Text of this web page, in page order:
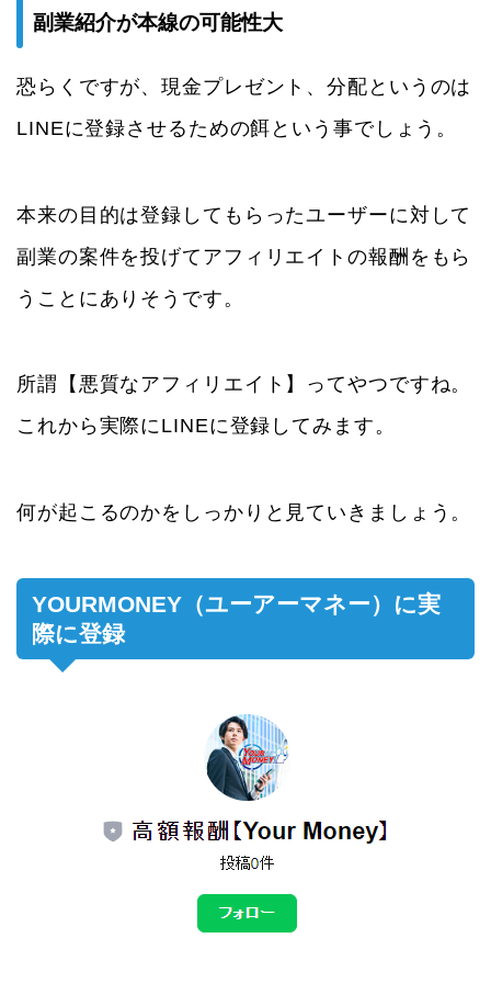
副業紹介が本線の可能性大
恐らくですが、現金プレゼント、分配というのは
LINEに登録させるための餌という事でしょう。
本来の目的は登録してもらったユーザーに対して
副業の案件を投げてアフィリエイトの報酬をもら
うことにありそうです。
所謂【悪質なアフィリエイト】ってやつですね。
これから実際にLINEに登録してみます。
何が起こるのかをしっかりと見ていきましょう。
YOURMONEY（ユーアーマネー）に実
際に登録